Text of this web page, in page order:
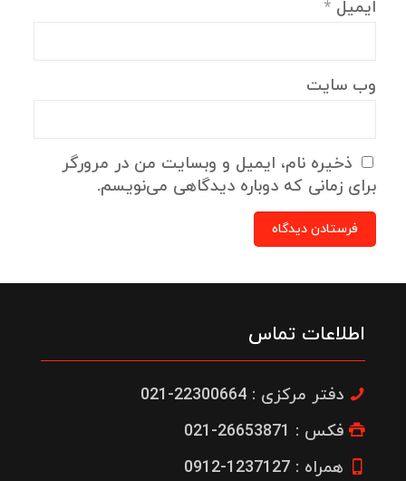
ایمیل *
وب‌ سایت
ذخیره نام، ایمیل و وبسایت من در مرورگر
برای زمانی که دوباره دیدگاهی می‌نویسم.
اطلاعات تماس
دفتر مرکزی : 22300664-021
فکس : 26653871-021
همراه : 1237127-0912